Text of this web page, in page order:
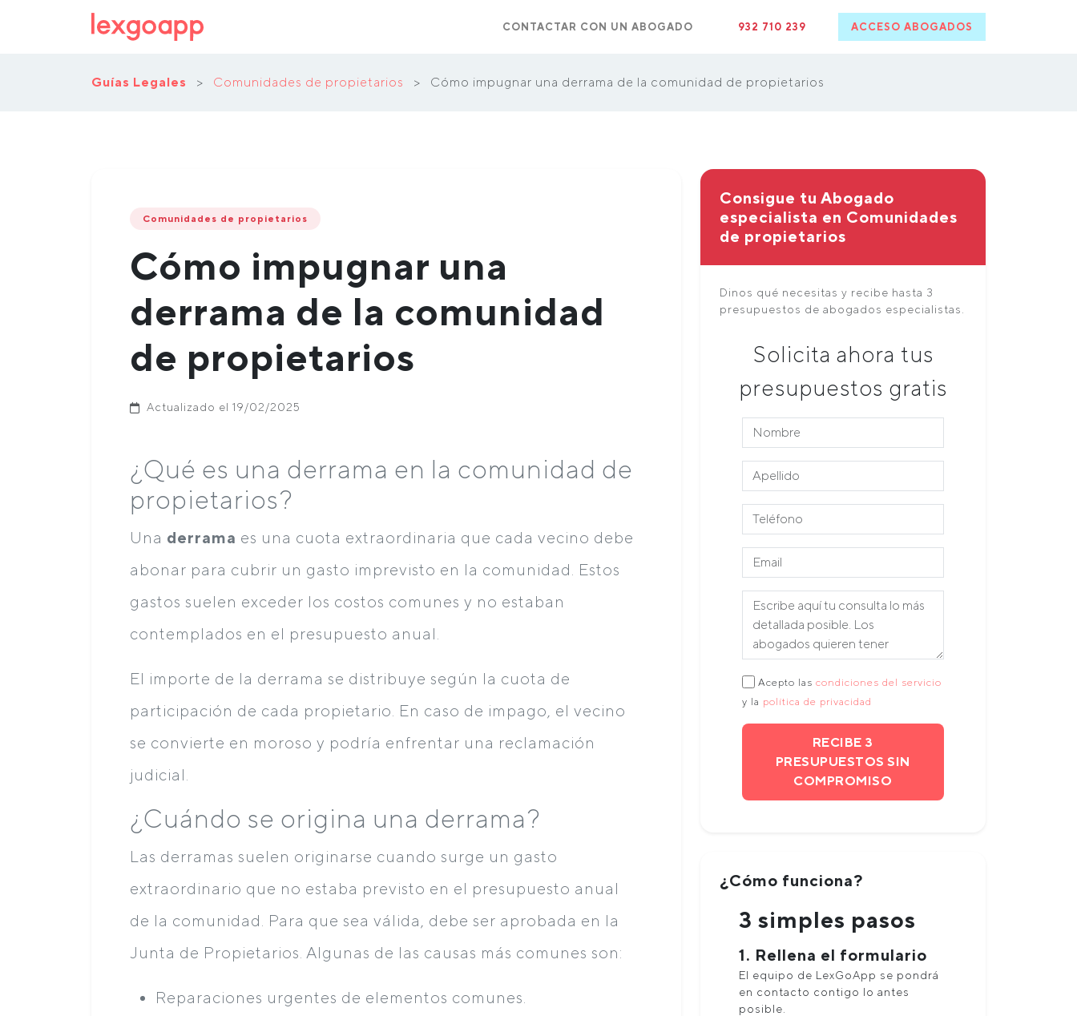
CONTACTAR CON UN ABOGADO 932 710 239 ACCESO ABOGADOS
Guías Legales > Comunidades de propietarios > Cómo impugnar una derrama de la comunidad de propietarios
Comunidades de propietarios
Cómo impugnar una
derrama de la comunidad
de propietarios
Actualizado el 19/02/2025
¿Qué es una derrama en la comunidad de
propietarios?
Una derrama es una cuota extraordinaria que cada vecino debe
abonar para cubrir un gasto imprevisto en la comunidad. Estos
gastos suelen exceder los costos comunes y no estaban
contemplados en el presupuesto anual.
El importe de la derrama se distribuye según la cuota de
participación de cada propietario. En caso de impago, el vecino
se convierte en moroso y podría enfrentar una reclamación
judicial.
¿Cuándo se origina una derrama?
Las derramas suelen originarse cuando surge un gasto
extraordinario que no estaba previsto en el presupuesto anual
de la comunidad. Para que sea válida, debe ser aprobada en la
Junta de Propietarios. Algunas de las causas más comunes son:
Reparaciones urgentes de elementos comunes.
Consigue tu Abogado
especialista en Comunidades
de propietarios
Dinos qué necesitas y recibe hasta 3
presupuestos de abogados especialistas.
Solicita ahora tus
presupuestos gratis
Acepto las condiciones del servicio
y la política de privacidad
RECIBE 3
PRESUPUESTOS SIN
COMPROMISO
¿Cómo funciona?
3 simples pasos
1. Rellena el formulario
El equipo de LexGoApp se pondrá
en contacto contigo lo antes
posible.